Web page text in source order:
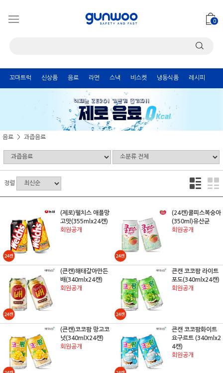
0
꼬마트럭 신상품 음료 라면 스낵 비스켓 냉동식품 레시피
음료 과즙음료
정렬
(제로)웰치스 애플망
고맛(355mlx24캔)
회원공개
(24캔)쿨피스복숭아
(350ml)유산균
회원공개
(큰캔)해태갈아만든
배(340mlx24캔)
회원공개
큰캔 코코팜 라이트
포도(340mlx24캔)
회원공개
(큰캔)코코팜 망고코
넛(340mlX24캔)
회원공개
큰캔 코코팜화이트
요구르트 (340mlx2
4캔)
회원공개